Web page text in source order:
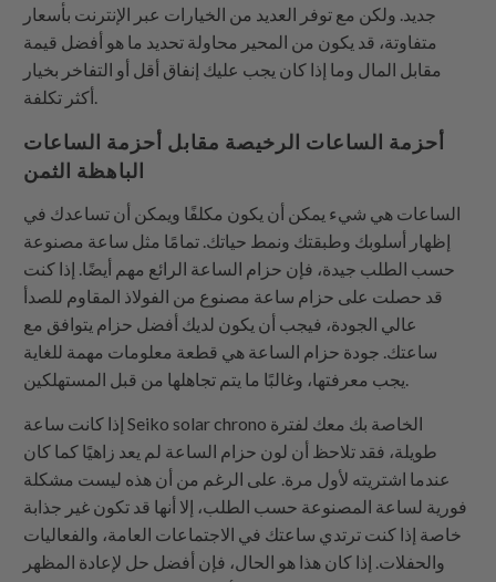
جديد. ولكن مع توفر العديد من الخيارات عبر الإنترنت بأسعار
متفاوتة، قد يكون من المحير محاولة تحديد ما هو أفضل قيمة
مقابل المال وما إذا كان يجب عليك إنفاق أقل أو التفاخر بخيار
أحزمة الساعات الرخيصة مقابل أحزمة الساعات
الباهظة الثمن
الساعات هي شيء يمكن أن يكون مكلفًا ويمكن أن تساعدك في
إظهار أسلوبك وطبقتك ونمط حياتك. تمامًا مثل ساعة مصنوعة
حسب الطلب جيدة، فإن حزام الساعة الرائع مهم أيضًا. إذا كنت
قد حصلت على حزام ساعة مصنوع من الفولاذ المقاوم للصدأ
عالي الجودة، فيجب أن يكون لديك أفضل حزام يتوافق مع
ساعتك. جودة حزام الساعة هي قطعة معلومات مهمة للغاية
إذا كانت ساعة Seiko solar chrono الخاصة بك معك لفترة
طويلة، فقد تلاحظ أن لون حزام الساعة لم يعد زاهيًا كما كان
عندما اشتريته لأول مرة. على الرغم من أن هذه ليست مشكلة
فورية لساعة المصنوعة حسب الطلب، إلا أنها قد تكون غير جذابة
خاصة إذا كنت ترتدي ساعتك في الاجتماعات العامة، والفعاليات
والحفلات. إذا كان هذا هو الحال، فإن أفضل حل لإعادة المظهر